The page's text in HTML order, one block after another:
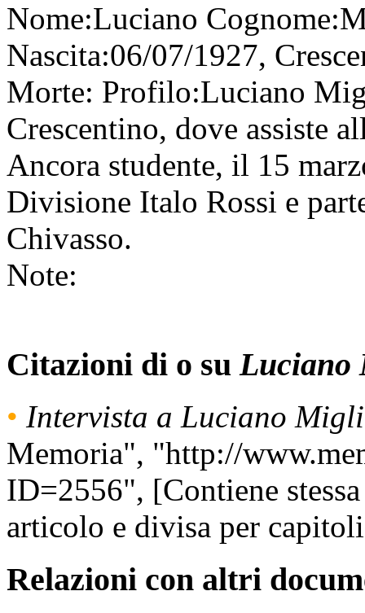
Nome:Luciano Cognome:
Nascita:06/07/1927,
Morte: Profilo:Luciano
Crescentino, dove assiste
Ancora studente, il 15
Divisione Italo Rossi e
Chivasso.
Note:
Citazioni di o su Luciano
• Intervista a Luciano
Memoria", "http://
ID=2556", [Contiene
articolo e divisa per
Relazioni con altri